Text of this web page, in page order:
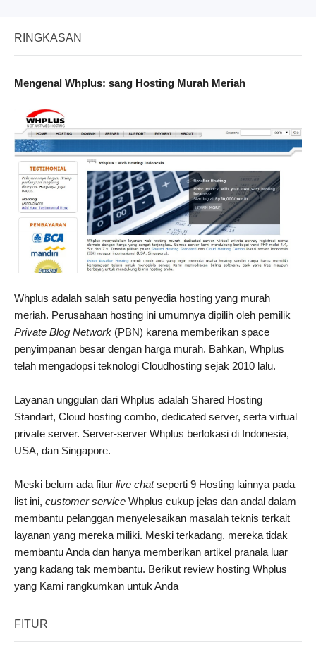
RINGKASAN
Mengenal Whplus: sang Hosting Murah Meriah
Whplus adalah salah satu penyedia hosting yang murah
meriah. Perusahaan hosting ini umumnya dipilih oleh pemilik
Private Blog Network (PBN) karena memberikan space
penyimpanan besar dengan harga murah. Bahkan, Whplus
telah mengadopsi teknologi Cloudhosting sejak 2010 lalu.
Layanan unggulan dari Whplus adalah Shared Hosting
Standart, Cloud hosting combo, dedicated server, serta virtual
private server. Server-server Whplus berlokasi di Indonesia,
USA, dan Singapore.
Meski belum ada fitur live chatseperti 9 Hosting lainnya pada
list ini, customer service Whplus cukup jelas dan andal dalam
membantu pelanggan menyelesaikan masalah teknis terkait
layanan yang mereka miliki. Meski terkadang, mereka tidak
membantu Anda dan hanya memberikan artikel pranala luar
yang kadang tak membantu. Berikut review hosting Whplus
yang Kami rangkumkan untuk Anda
FITUR